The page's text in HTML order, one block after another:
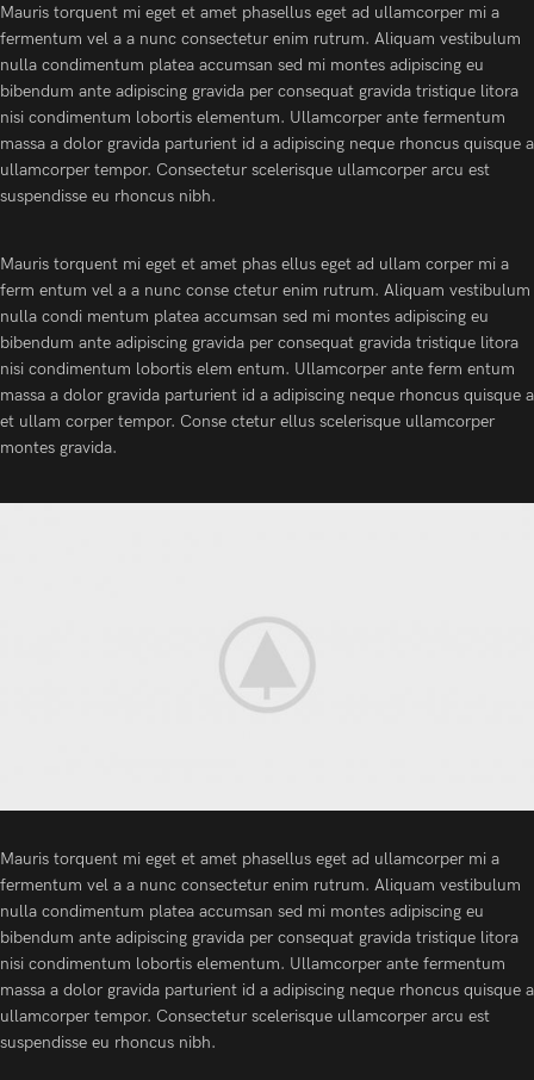
posuere.
Mauris torquent mi eget et amet phasellus eget ad ullamcorper mi a
fermentum vel a a nunc consectetur enim rutrum. Aliquam vestibulum
nulla condimentum platea accumsan sed mi montes adipiscing eu
bibendum ante adipiscing gravida per consequat gravida tristique litora
nisi condimentum lobortis elementum. Ullamcorper ante fermentum
massa a dolor gravida parturient id a adipiscing neque rhoncus quisque a
ullamcorper tempor. Consectetur scelerisque ullamcorper arcu est
suspendisse eu rhoncus nibh.
Mauris torquent mi eget et amet phas ellus eget ad ullam corper mi a
ferm entum vel a a nunc conse ctetur enim rutrum. Aliquam vestibulum
nulla condi mentum platea accumsan sed mi montes adipiscing eu
bibendum ante adipiscing gravida per consequat gravida tristique litora
nisi condimentum lobortis elem entum. Ullamcorper ante ferm entum
massa a dolor gravida parturient id a adipiscing neque rhoncus quisque a
et ullam corper tempor. Conse ctetur ellus scelerisque ullamcorper
montes gravida.
Mauris torquent mi eget et amet phasellus eget ad ullamcorper mi a
fermentum vel a a nunc consectetur enim rutrum. Aliquam vestibulum
nulla condimentum platea accumsan sed mi montes adipiscing eu
bibendum ante adipiscing gravida per consequat gravida tristique litora
nisi condimentum lobortis elementum. Ullamcorper ante fermentum
massa a dolor gravida parturient id a adipiscing neque rhoncus quisque a
ullamcorper tempor. Consectetur scelerisque ullamcorper arcu est
suspendisse eu rhoncus nibh.